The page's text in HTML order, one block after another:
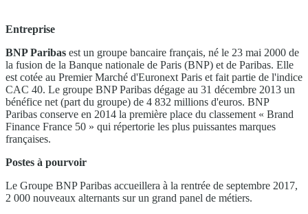
Entreprise
BNP Paribas est un groupe bancaire français, né le 23 mai 2000 de
la fusion de la Banque nationale de Paris (BNP) et de Paribas. Elle
est cotée au Premier Marché d'Euronext Paris et fait partie de l'indice
CAC 40. Le groupe BNP Paribas dégage au 31 décembre 2013 un
bénéfice net (part du groupe) de 4 832 millions d'euros. BNP
Paribas conserve en 2014 la première place du classement « Brand
Finance France 50 » qui répertorie les plus puissantes marques
françaises.
Postes à pourvoir
Le Groupe BNP Paribas accueillera à la rentrée de septembre 2017,
2 000 nouveaux alternants sur un grand panel de métiers.